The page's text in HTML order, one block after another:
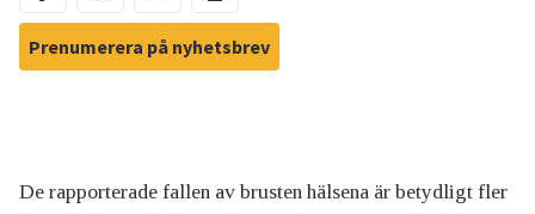
Prenumerera på nyhetsbrev
De rapporterade fallen av brusten hälsena är betydligt fler